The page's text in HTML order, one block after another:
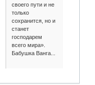
своего пути и не
только
сохранится, но и
станет
господарем
всего мира».
Бабушка Ванга...